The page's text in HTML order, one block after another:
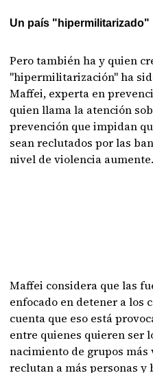
Un país "hipermilitarizado"
Pero también ha y quien
"hipermilitarización" ha
Maffei, experta en
quien llama la atención
prevención que impidan
sean reclutados por las
nivel de violencia aumente.
Maffei considera que las
enfocado en detener a los
cuenta que eso está
entre quienes quieren ser
nacimiento de grupos más
reclutan a más personas y